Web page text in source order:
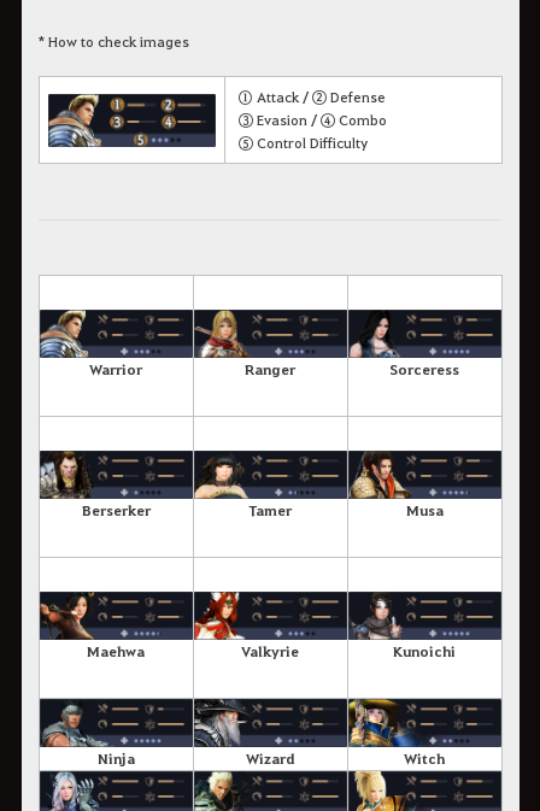
* How to check images
① Attack / ② Defense
③ Evasion / ④ Combo
⑤ Control Difficulty
Warrior Ranger Sorceress
Berserker Tamer Musa
Maehwa Valkyrie Kunoichi
Ninja Wizard Witch